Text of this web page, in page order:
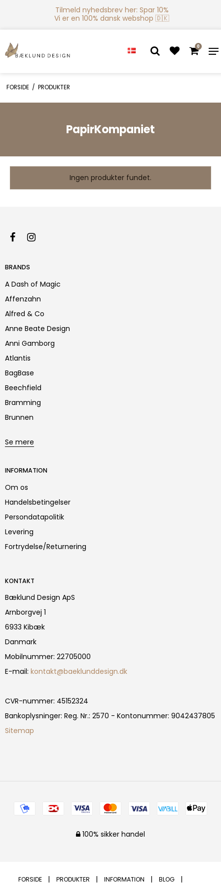
Tilmeld nyhedsbrev her: Spar 10%
Vi er en 100% dansk webshop 🇩🇰
0
FORSIDE / PRODUKTER
PapirKompaniet
Ingen produkter fundet.
BRANDS
A Dash of Magic
Affenzahn
Alfred & Co
Anne Beate Design
Anni Gamborg
Atlantis
BagBase
Beechfield
Bramming
Brunnen
Se mere
INFORMATION
Om os
Handelsbetingelser
Persondatapolitik
Levering
Fortrydelse/Returnering
KONTAKT
Bæklund Design ApS
Arnborgvej 1
6933 Kibæk
Danmark
Mobilnummer: 22705000
E-mail: kontakt@baeklunddesign.dk
CVR-nummer: 45152324
Bankoplysninger: Reg. Nr.: 2570 - Kontonummer: 9042437805
Sitemap
100% sikker handel
FORSIDE PRODUKTER INFORMATION BLOG